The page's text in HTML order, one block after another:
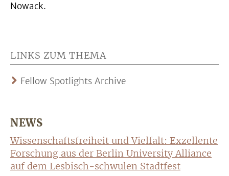
Nowack.
LINKS ZUM THEMA
Fellow Spotlights Archive
NEWS
Wissenschaftsfreiheit und Vielfalt: Exzellente
Forschung aus der Berlin University Alliance
auf dem Lesbisch-schwulen Stadtfest